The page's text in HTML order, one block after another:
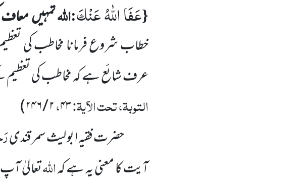
{عَفَا اللّٰهُ عَنْكَ:اللہتمہیں
خطاب شروع فرمانا مخاطب کی
عرف شائع ہے کہ مخاطب کی تعظیم
التوبۃ، تحت الآیۃ:۴۳،۲ / ۲۴۶
)
حضرت فقیہ ا بو لیث سمر قندی
آیت کا معنی یہ ہے کہاللہتعالیٰ آپ